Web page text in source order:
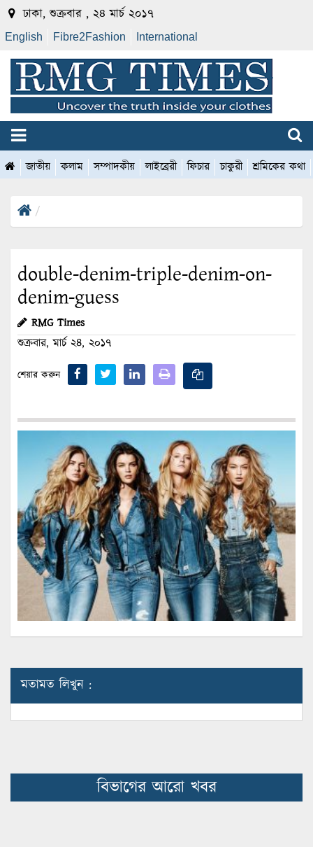
ঢাকা, শুক্রবার , ২৪ মার্চ ২০১৭
English Fibre2Fashion International
জাতীয় কলাম সম্পাদকীয় লাইব্রেরী ফিচার চাকুরী শ্রমিকের কথা
double-denim-triple-denim-on-
denim-guess
RMG Times
শুক্রবার, মার্চ ২৪, ২০১৭
শেয়ার করুন
মতামত লিখুন :
বিভাগের আরো খবর